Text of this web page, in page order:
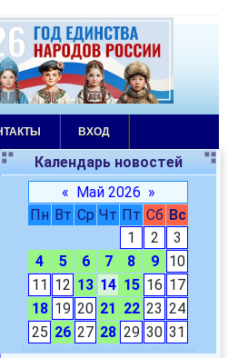
ВХОД
Календарь новостей
« Май 2026 »
Пн Вт Ср Чт Пт Сб Вс
1
2
3
4
5 6 7 8 9
10
11 12 13 14 15 16 17
18 19 20 21 22 23 24
25 26 27 28 29 30 31